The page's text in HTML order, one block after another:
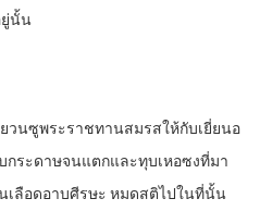
นั้น
วนซูพระราชทานสมรสให้กับเยี่ยนอ
ระดาษจนแตกและทุบเหอซงที่มา
เลือดอาบศีรษะ หมดสติไปในที่นั้น